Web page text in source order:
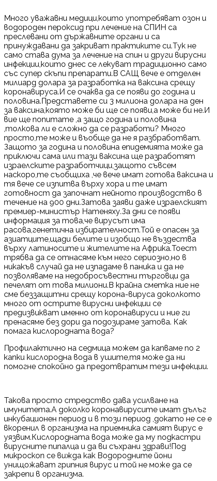
Много уважавни медици,които употребяват озон и
водороден пероксид при лечение на СПИН са
преслевани от държавните органи и са
принуждавани да закриват практиките си.Тук не
само става дума за лечение на спин и други вирусни
инфекции,които днес се лекуват традиционно само
със супер скъпи препарати.В САЩ вече е отделен
милиард долара за разработка на ваксина срещу
коронавируса.И се очаква да се появи до година и
половина.Представете си 3 милиона долара на ден
за ваксина,която може би ще се появи,а може би не.И
вие ще попитате ,а защо година и половина
,толкова ли е сложно да се разработи? Много
просто,те може и въобще да не я разбработват.
Защото за година и половина епидемията може да
приключи сама или тази ваксина ще разработят
израелските разработчици,защото съвсем
наскоро,те съобщиха ,че вече имат готова ваксина и
тя вече се изпитва върху хора и те имат
готовност да започнат нейното производство в
течение на 900 дни.Затова заяви даже израелският
премиер-министър Натеняху.За дни се появи
информация за това,че вирусът има
расова,генетична избирателност.Той е опасен за
азиатците,щади белите и изобщо не въздества
върху латиносите и жителите на Африка.Тоест
трябва да се отнасяме към него сериозно,но в
никакъв случай да не изпадаме в паника и да не
позволяваме на недобросъвестни търговци да
печелят от това милиони.В крайна сметка ние не
сме беззащитни срещу корона-вируса доколкото
много от острите вирусни инфекции се
предизвикват именно от коронавируси и ние ги
пренасяме без дори да подозираме затова. Как
помага кислородната вода?
Профилактично на седмица можем да капваме по 2
капки кислородна вода в ушите,тя може да ни
помогне спокойно да предотвратим тези инфекции.
Такова просто стредство дава усилване на
имунитета.А доколко коронавирусите имат дълъг
инкубационен период и в този период ,докато не се е
вкоренил в организма на приемника самият вирус е
уязвим.Кислородната вода може да му подкастри
вирусните пипалца и да ви съхрани здрави!Под
микроскоп се вижда как Водородните йони
унищожават грипния вирус и той не може да се
закрепи в организма.